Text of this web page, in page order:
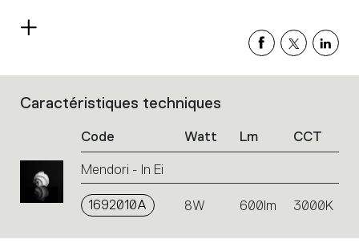
développé en utilisant un programme
mathématique mis au point à partir des
MIYAKE est une méthode extrêmement
ingénieuse qui ouvre un champ inédit aux
recherches en technologies textiles, d'abord
appliquée à la création de vêtements d'un
type nouveau. Ce projet issu de l'alliance entre
Read
List
Click
the
code
Caractéristiques techniques
Code Watt Lm CCT
Mendori - In Ei
1692010A 8W 600lm 3000K